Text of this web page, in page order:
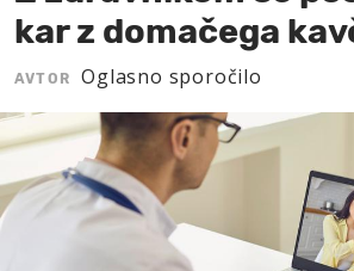
kar z domačega
AVTOR Oglasno sporočilo